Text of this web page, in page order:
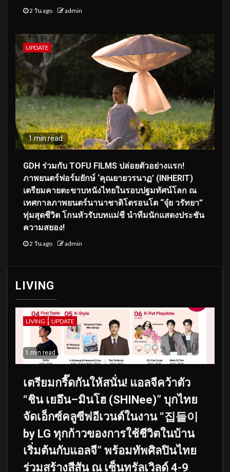
2 วัน ago admin
UPDATE
1 min read
GDH ร่วมกับ TOFU FILMS ปล่อยตัวอย่างแรก!
ภาพยนตร์ฟอร์มยักษ์ ‘คุณยายวรนาฏ’ (INHERIT)
เตรียมคายตะขาบหนังไทยในรอบปฐมทัศน์โลก ณ
เทศกาลภาพยนตร์นานาชาติโตรอนโต “จุ๋ย วรัทยา”
ทุ่มสุดชีวิต โกนหัวรับบทแม่ชี นำทีมนักแสดงประชัน
ความสยอง!
2 วัน ago admin
LIVING
LIVING UPDATE
1 min read
เตรียมกรี๊ดกันให้สนั่น! แอลจีคว้าตัว
“ชิน เยอึน–มินโฮ (SHINee)” บุกไทย
จัดเอ็กซ์คลูซีฟอีเวนต์ในงาน “집들이
by LG ทุกก้าวของการใช้ชีวิตในบ้าน
เริ่มต้นกับแอลจี” พร้อมทัพศิลปินไทย
ร่วมสร้างสีสัน ณ เซ็นทรัลเวิลด์ 4-9